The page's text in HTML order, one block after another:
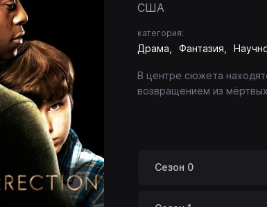
США
категория:
Драма Фантазия
В центре сюжета
возвращением из
Сезон 0